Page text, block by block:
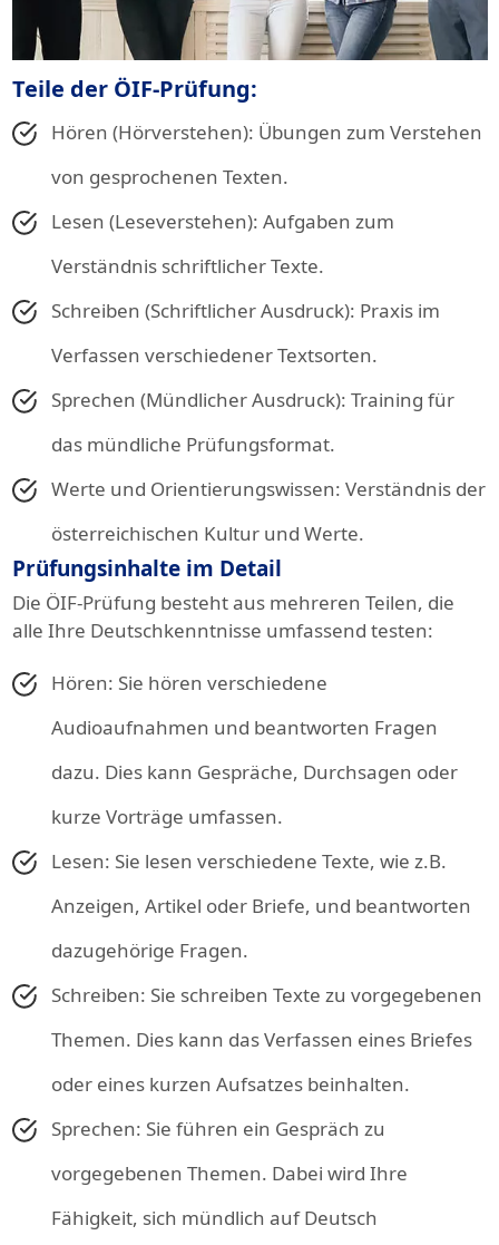
Teile der ÖIF-Prüfung:
Hören (Hörverstehen): Übungen zum Verstehen
von gesprochenen Texten.
Lesen (Leseverstehen): Aufgaben zum
Verständnis schriftlicher Texte.
Schreiben (Schriftlicher Ausdruck): Praxis im
Verfassen verschiedener Textsorten.
Sprechen (Mündlicher Ausdruck): Training für
das mündliche Prüfungsformat.
Werte und Orientierungswissen: Verständnis der
österreichischen Kultur und Werte.
Prüfungsinhalte im Detail
Die ÖIF-Prüfung besteht aus mehreren Teilen, die
alle Ihre Deutschkenntnisse umfassend testen:
Hören: Sie hören verschiedene
Audioaufnahmen und beantworten Fragen
dazu. Dies kann Gespräche, Durchsagen oder
kurze Vorträge umfassen.
Lesen: Sie lesen verschiedene Texte, wie z.B.
Anzeigen, Artikel oder Briefe, und beantworten
dazugehörige Fragen.
Schreiben: Sie schreiben Texte zu vorgegebenen
Themen. Dies kann das Verfassen eines Briefes
oder eines kurzen Aufsatzes beinhalten.
Sprechen: Sie führen ein Gespräch zu
vorgegebenen Themen. Dabei wird Ihre
Fähigkeit, sich mündlich auf Deutsch